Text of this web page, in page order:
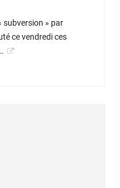
subversion » par
ce vendredi ces